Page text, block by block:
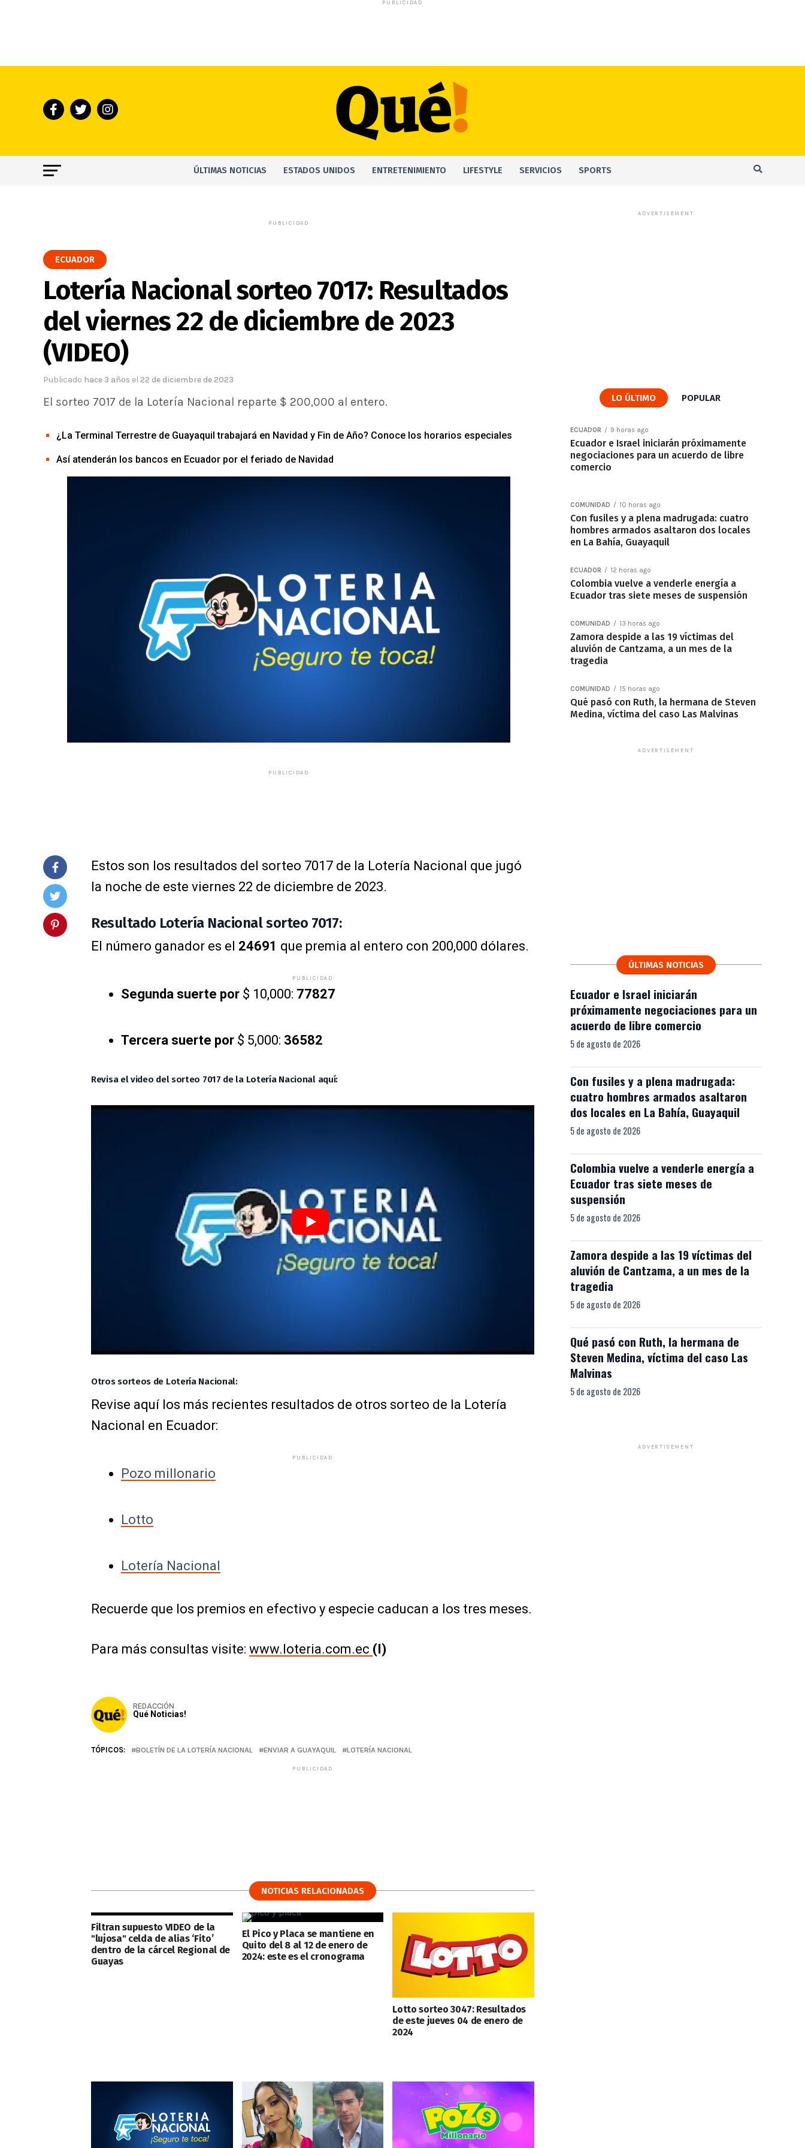
PUBLICIDAD
ÚLTIMAS NOTICIAS ESTADOS UNIDOS ENTRETENIMIENTO LIFESTYLE SERVICIOS SPORTS
PUBLICIDAD
ECUADOR
Lotería Nacional sorteo 7017: Resultados
del viernes 22 de diciembre de 2023
(VIDEO)
Publicado hace 3 años el 22 de diciembre de 2023
El sorteo 7017 de la Lotería Nacional reparte $ 200,000 al entero.
¿La Terminal Terrestre de Guayaquil trabajará en Navidad y Fin de Año? Conoce los horarios especiales
Así atenderán los bancos en Ecuador por el feriado de Navidad
PUBLICIDAD
Estos son los resultados del sorteo 7017 de la Lotería Nacional que jugó
la noche de este viernes 22 de diciembre de 2023.
Resultado Lotería Nacional sorteo 7017:
El número ganador es el 24691 que premia al entero con 200,000 dólares.
PUBLICIDAD
Segunda suerte por $ 10,000: 77827
Tercera suerte por $ 5,000: 36582
Revisa el video del sorteo 7017 de la Lotería Nacional aquí:
Otros sorteos de Lotería Nacional:
Revise aquí los más recientes resultados de otros sorteo de la Lotería
Nacional en Ecuador:
PUBLICIDAD
Pozo millonario
Lotto
Lotería Nacional
Recuerde que los premios en efectivo y especie caducan a los tres meses.
Para más consultas visite: www.loteria.com.ec (I)
REDACCIÓN
Qué Noticias!
TÓPICOS: BOLETÍN DE LA LOTERÍA NACIONAL ENVIAR A GUAYAQUIL LOTERÍA NACIONAL
PUBLICIDAD
NOTICIAS RELACIONADAS
Filtran supuesto VIDEO de la
"lujosa" celda de alias ‘Fito’
dentro de la cárcel Regional de
Guayas
El Pico y Placa se mantiene en
Quito del 8 al 12 de enero de
2024: este es el cronograma
Lotto sorteo 3047: Resultados
de este jueves 04 de enero de
2024
ADVERTISEMENT
LO ÚLTIMO POPULAR
ECUADOR 9 horas ago
Ecuador e Israel iniciarán próximamente
negociaciones para un acuerdo de libre
comercio
COMUNIDAD 10 horas ago
Con fusiles y a plena madrugada: cuatro
hombres armados asaltaron dos locales
en La Bahía, Guayaquil
ECUADOR 12 horas ago
Colombia vuelve a venderle energía a
Ecuador tras siete meses de suspensión
COMUNIDAD 13 horas ago
Zamora despide a las 19 víctimas del
aluvión de Cantzama, a un mes de la
tragedia
COMUNIDAD 15 horas ago
Qué pasó con Ruth, la hermana de Steven
Medina, víctima del caso Las Malvinas
ADVERTISEMENT
ÚLTIMAS NOTICIAS
Ecuador e Israel iniciarán
próximamente negociaciones para un
acuerdo de libre comercio
5 de agosto de 2026
Con fusiles y a plena madrugada:
cuatro hombres armados asaltaron
dos locales en La Bahía, Guayaquil
5 de agosto de 2026
Colombia vuelve a venderle energía a
Ecuador tras siete meses de
suspensión
5 de agosto de 2026
Zamora despide a las 19 víctimas del
aluvión de Cantzama, a un mes de la
tragedia
5 de agosto de 2026
Qué pasó con Ruth, la hermana de
Steven Medina, víctima del caso Las
Malvinas
5 de agosto de 2026
ADVERTISEMENT